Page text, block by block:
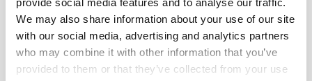
provide social media features and to analyse our traffic.
We may also share information about your use of our site
with our social media, advertising and analytics partners
who may combine it with other information that you’ve
provided to them or that they’ve collected from your use
Downloads
User manual Omnishore